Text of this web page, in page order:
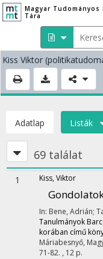
Magyar Tudományos
Tára
Kiss Viktor
Adatlap Listák
69 találat
1 Kiss, Viktor
In: Bene, Adrián;
Tanulmányok
korában című
Máriabesnyő,
71-82. , 12 p.